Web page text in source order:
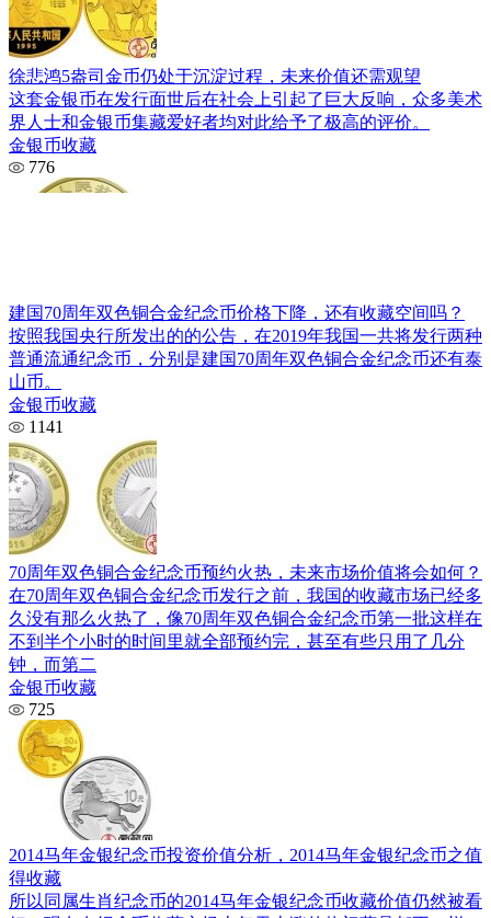
徐悲鸿5盎司金币仍处于沉淀过程，未来价值还需观望
这套金银币在发行面世后在社会上引起了巨大反响，众多美术
界人士和金银币集藏爱好者均对此给予了极高的评价。
金银币收藏
776
建国70周年双色铜合金纪念币价格下降，还有收藏空间吗？
按照我国央行所发出的的公告，在2019年我国一共将发行两种
普通流通纪念币，分别是建国70周年双色铜合金纪念币还有泰
山币。
金银币收藏
1141
70周年双色铜合金纪念币预约火热，未来市场价值将会如何？
在70周年双色铜合金纪念币发行之前，我国的收藏市场已经多
久没有那么火热了，像70周年双色铜合金纪念币第一批这样在
不到半个小时的时间里就全部预约完，甚至有些只用了几分
钟，而第二
金银币收藏
725
2014马年金银纪念币投资价值分析，2014马年金银纪念币之值
得收藏
所以同属生肖纪念币的2014马年金银纪念币收藏价值仍然被看